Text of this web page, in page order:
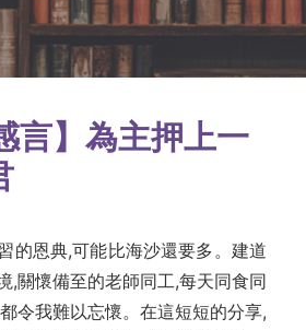
言】為主押上一
的恩典,可能比海沙還要多。建道
,關懷備至的老師同工,每天同食同
令我難以忘懷。在這短短的分享,